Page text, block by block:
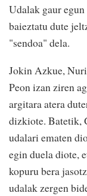
Udalak gaur
baieztatu dute
"sendoa" dela.
Jokin Azkue,
Peon izan ziren
argitara atera
dizkiote. Batetik,
udalari ematen
egin duela diote,
kopuru bera
udalak zergen